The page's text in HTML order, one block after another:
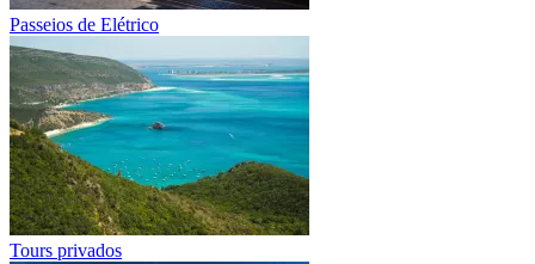
Passeios de Elétrico
Tours privados